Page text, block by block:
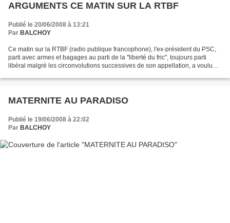
ARGUMENTS CE MATIN SUR LA RTBF
Publié le 20/06/2008 à 13:21
Par BALCHOY
Ce matin sur la RTBF (radio publique francophone), l'ex-président du PSC,
parti avec armes et bagages au parti de la "liberté du fric", toujours parti
libéral malgré les circonvolutions successives de son appellation, a voulu
MATERNITE AU PARADISO
Publié le 19/06/2008 à 22:02
Par BALCHOY